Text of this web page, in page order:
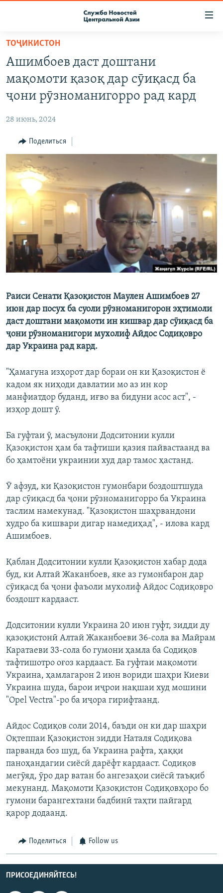
Вернуться
основному
содержанию
главной
Вернутся
поиску
О ПРОЕКТЕ
КОНТАКТЫ
НАСТОЯЩЕЕ ВРЕМЯ
МИГРАНТ МЕДИА
ТОҶИКИСТОН
Ашимбоев даст доштани
мақомоти қазоқ дар сӯиқасд ба
ҷони рӯзноманигорро рад кард
28 июнь, 2024
Поделиться
Раиси Сенати Қазоқистон Маулен Ашимбоев 27
июн дар посух ба суоли рӯзноманигорон эҳтимоли
даст доштани мақомоти ин кишвар дар сӯиқасд ба
ҷони рӯзноманигори мухолиф Айдос Содиқовро
дар Украина рад кард.
"Ҳамагуна изҳорот дар бораи он ки Қазоқистон ё
кадом як ниҳоди давлатии мо аз ин кор
манфиатдор буданд, иғво ва бидуни асос аст", -
изҳор дошт ӯ.
Ба гуфтаи ӯ, масъулони Додситонии кулли
Қазоқистон ҳам ба тафтиши қазия пайвастаанд ва
бо ҳамтоёни украинии худ дар тамос ҳастанд.
Ӯ афзуд, ки Қазоқистон гумонбари боздоштшуда
дар сӯиқасд ба ҷони рӯзноманигорро ба Украина
таслим намекунад. "Қазоқистон шаҳрвандони
худро ба кишвари дигар намедиҳад", - илова кард
Ашимбоев.
Қаблан Додситонии кулли Қазоқистон хабар дода
буд, ки Алтай Жаканбоев, яке аз гумонбарон дар
сӯиқасд ба ҷони фаъоли мухолиф Айдос Содиқовро
боздошт кардааст.
Додситонии кулли Украина 20 июн гуфт, зидди ду
қазоқистонӣ Алтай Жаканбоеви 36-сола ва Майрам
Каратаеви 33-сола бо гумони ҳамла ба Содиқов
тафтишотро оғоз кардааст. Ба гуфтаи мақомоти
Украина, ҳамлагарон 2 июн вориди шаҳри Киеви
Украина шуда, барои иҷрои нақшаи худ мошини
"Opel Vectra"-ро ба иҷора гирифтаанд.
Айдос Содиқов соли 2014, баъди он ки дар шаҳри
Оқтеппаи Қазоқистон зидди Наталя Содиқова
парванда боз шуд, ба Украина рафта, ҳаққи
паноҳандагии сиёсӣ дарёфт кардааст. Содиқов
мегӯяд, ӯро дар ватан бо ангезаҳои сиёсӣ таъқиб
мекунанд. Мақомоти Қазоқистон Содиқовҳоро бо
гумони барангехтани бадбинӣ таҳти пайгард
қарор додаанд.
Поделиться Follow us
ПРИСОЕДИНЯЙТЕСЬ!